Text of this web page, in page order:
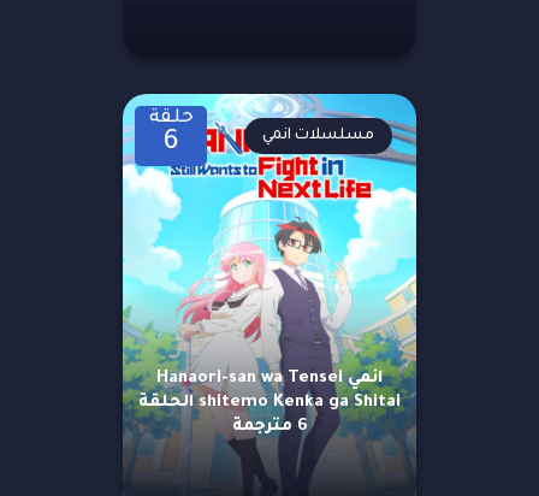
حلقة
6
انمي Hanaori-san wa Tensei
shitemo Kenka ga Shitai الحلقة
6 مترجمة
مسلسلات انمي